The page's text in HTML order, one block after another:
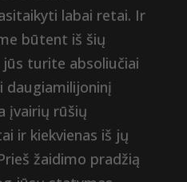
labai retai. Ir
būtent iš šių
turite absoliučiai
daugiamilijoninį
įvairių rūšių
ir kiekvienas iš jų
žaidimo pradžią